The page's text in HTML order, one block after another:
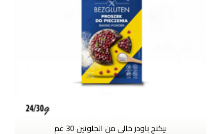
بيكنج باودر خالي من الجلوتين 30 غم